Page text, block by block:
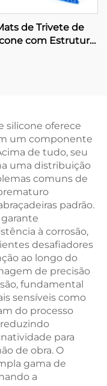
de Trivete de
com Estrutura
silicone oferece
um componente
de tudo, seu
uma distribuição
comuns de
padrão.
à corrosão,
desafiadores
ao longo do
de precisão
fundamental
sensíveis como
do processo
para
de obra. O
gama de
a